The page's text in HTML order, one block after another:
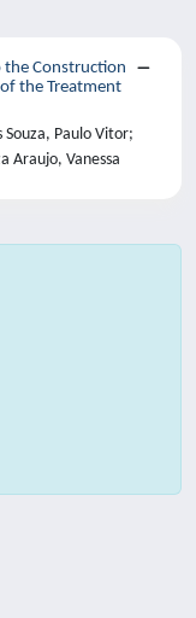
the Construction
the Treatment
Souza, Paulo Vitor;
Araujo, Vanessa